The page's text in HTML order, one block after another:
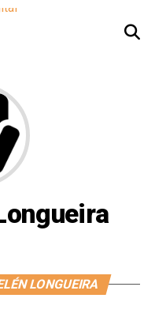
LONGUEIRA